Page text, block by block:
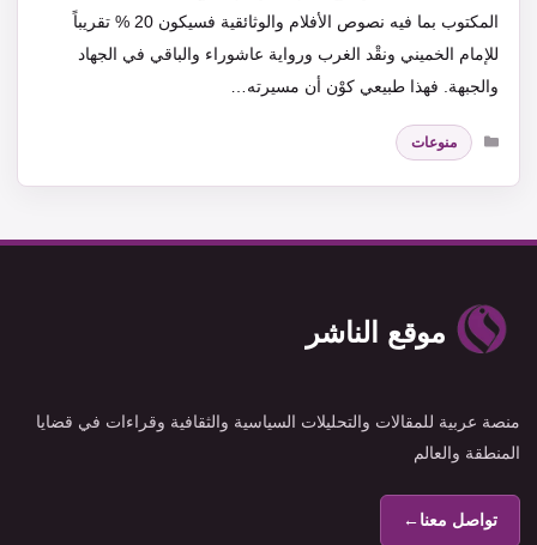
المكتوب بما فيه نصوص الأفلام والوثائقية فسيكون 20 % تقريباً
للإمام الخميني ونقْد الغرب ورواية عاشوراء والباقي في الجهاد
والجبهة. فهذا طبيعي كوْن أن مسيرته…
التصنيفات
منوعات
موقع الناشر
منصة عربية للمقالات والتحليلات السياسية والثقافية وقراءات في قضايا
المنطقة والعالم
تواصل معنا←